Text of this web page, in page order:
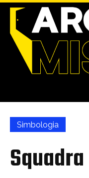
Simbologia